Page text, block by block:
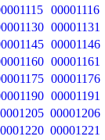
00001116
00001131
00001146
00001161
00001176
00001191
00001206
00001221